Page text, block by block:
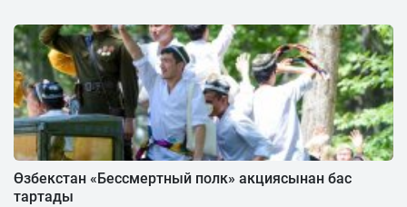
Өзбекстан «Бессмертный полк» акциясынан бас
тартады